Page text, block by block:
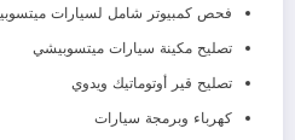
فحص كمبيوتر شامل لسيارات
تصليح مكينة سيارات ميتسوبيشي
تصليح قير أوتوماتيك ويدوي
كهرباء وبرمجة سيارات